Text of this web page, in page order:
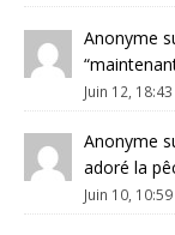
Anonyme
“
Juin 12, 18:43
Anonyme
adoré la
Juin 10, 10:59